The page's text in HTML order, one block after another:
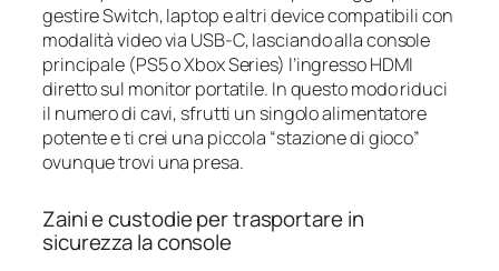
gestire Switch, laptop e altri device compatibili con
modalità video via USB-C, lasciando alla console
principale (PS5 o Xbox Series) l’ingresso HDMI
diretto sul monitor portatile. In questo modo riduci
il numero di cavi, sfrutti un singolo alimentatore
potente e ti crei una piccola “stazione di gioco”
ovunque trovi una presa.
Zaini e custodie per trasportare in
sicurezza la console